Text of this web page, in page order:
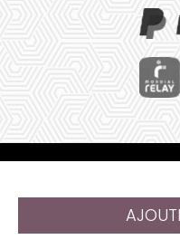
@ 2023